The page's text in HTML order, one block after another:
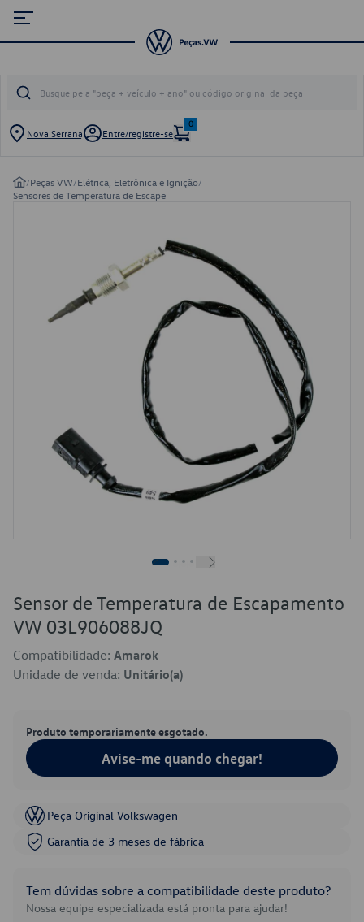
Nova Serrana Entre/registre-se
0
/Peças VW/Elétrica, Eletrônica e Ignição/
Sensores de Temperatura de Escape
Sensor de Temperatura de Escapamento
VW 03L906088JQ
Compatibilidade: Amarok
Unidade de venda: Unitário(a)
Produto temporariamente esgotado.
Avise-me quando chegar!
Peça Original Volkswagen
Garantia de 3 meses de fábrica
Tem dúvidas sobre a compatibilidade deste produto?
Nossa equipe especializada está pronta para ajudar!